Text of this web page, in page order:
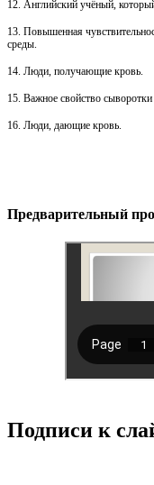
12. Английский учёный,
13. Повышенная
среды.
14. Люди, получающие кровь.
15. Важное свойство
16. Люди, дающие кровь.
Предварительный
Подписи к